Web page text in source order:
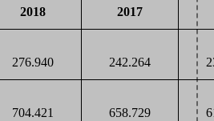
2018 2017
276.940 242.264
704.421 658.729